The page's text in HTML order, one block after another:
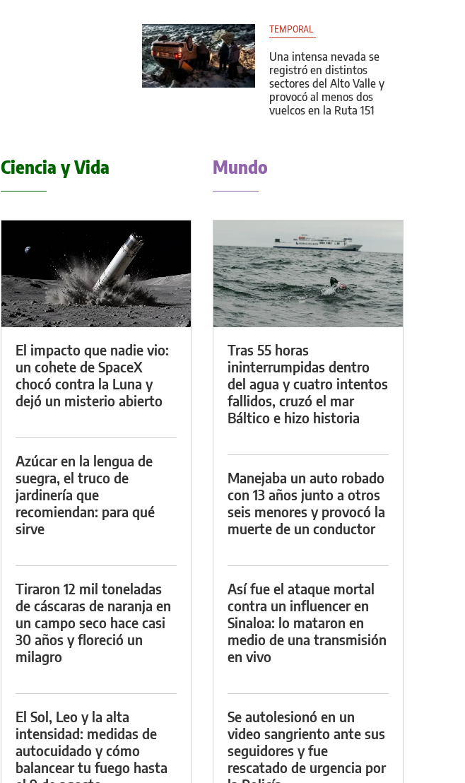
TEMPORAL
Una intensa nevada se
registró en distintos
sectores del Alto Valle y
provocó al menos dos
vuelcos en la Ruta 151
Ciencia y Vida
El impacto que nadie vio:
un cohete de SpaceX
chocó contra la Luna y
dejó un misterio abierto
Azúcar en la lengua de
suegra, el truco de
jardinería que
recomiendan: para qué
sirve
Tiraron 12 mil toneladas
de cáscaras de naranja en
un campo seco hace casi
30 años y floreció un
milagro
El Sol, Leo y la alta
intensidad: medidas de
autocuidado y cómo
balancear tu fuego hasta
Mundo
Tras 55 horas
ininterrumpidas dentro
del agua y cuatro intentos
fallidos, cruzó el mar
Báltico e hizo historia
Manejaba un auto robado
con 13 años junto a otros
seis menores y provocó la
muerte de un conductor
Así fue el ataque mortal
contra un influencer en
Sinaloa: lo mataron en
medio de una transmisión
en vivo
Se autolesionó en un
video sangriento ante sus
seguidores y fue
rescatado de urgencia por